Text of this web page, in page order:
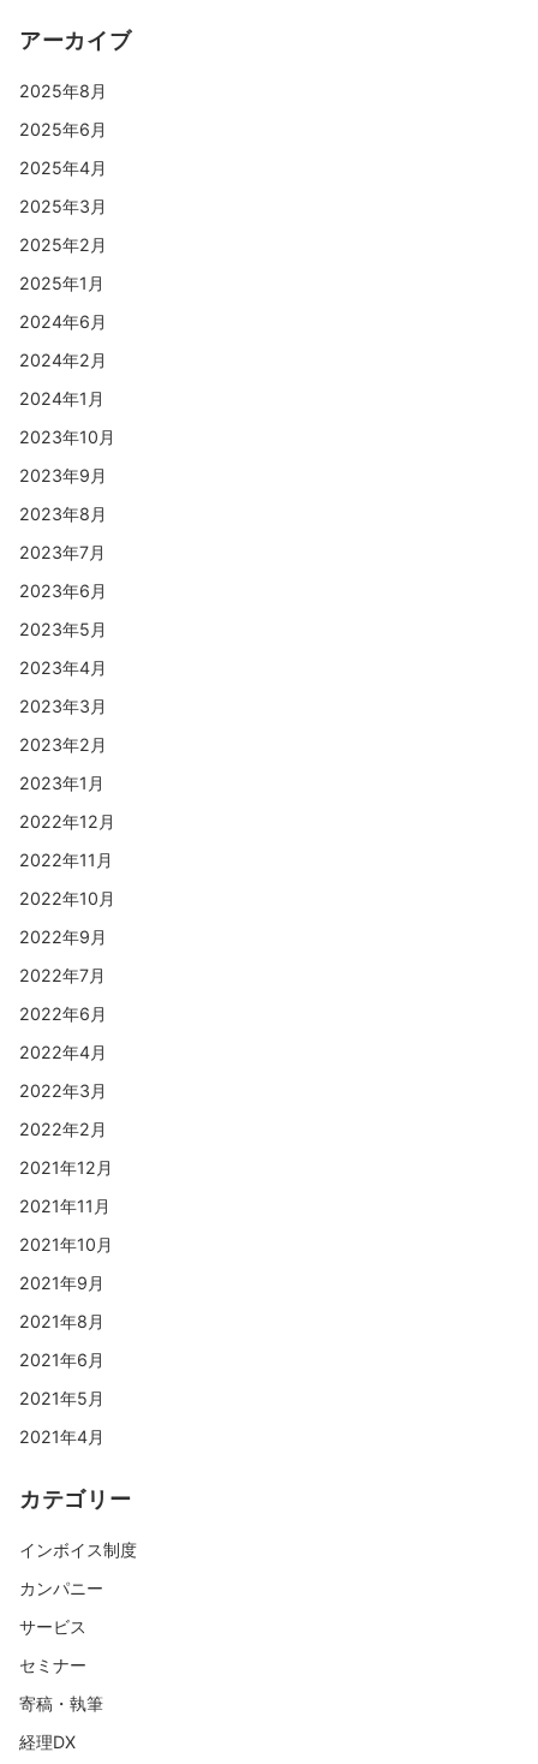
アーカイブ
2025年8月
2025年6月
2025年4月
2025年3月
2025年2月
2025年1月
2024年6月
2024年2月
2024年1月
2023年10月
2023年9月
2023年8月
2023年7月
2023年6月
2023年5月
2023年4月
2023年3月
2023年2月
2023年1月
2022年12月
2022年11月
2022年10月
2022年9月
2022年7月
2022年6月
2022年4月
2022年3月
2022年2月
2021年12月
2021年11月
2021年10月
2021年9月
2021年8月
2021年6月
2021年5月
2021年4月
カテゴリー
インボイス制度
カンパニー
サービス
セミナー
寄稿・執筆
経理DX